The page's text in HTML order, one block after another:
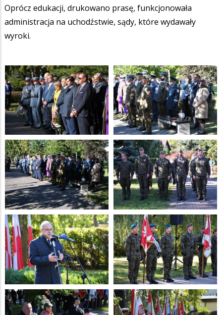
Oprócz edukacji, drukowano prasę, funkcjonowała
administracja na uchodźstwie, sądy, które wydawały
wyroki.